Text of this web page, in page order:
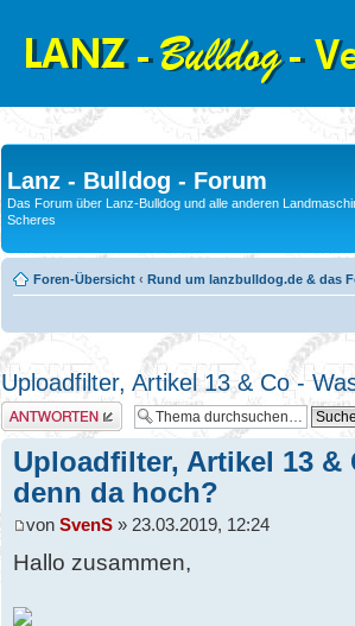
Lanz - Bulldog - Forum
Das Forum über Lanz-Bulldog und alle anderen
Scheres
Foren-Übersicht ‹ Rund um lanzbulldog.de & das
Uploadfilter, Artikel 13 & Co -
Antwort erstellen
Uploadfilter, Artikel 13 &
denn da hoch?
von SvenS » 23.03.2019, 12:24
Hallo zusammen,